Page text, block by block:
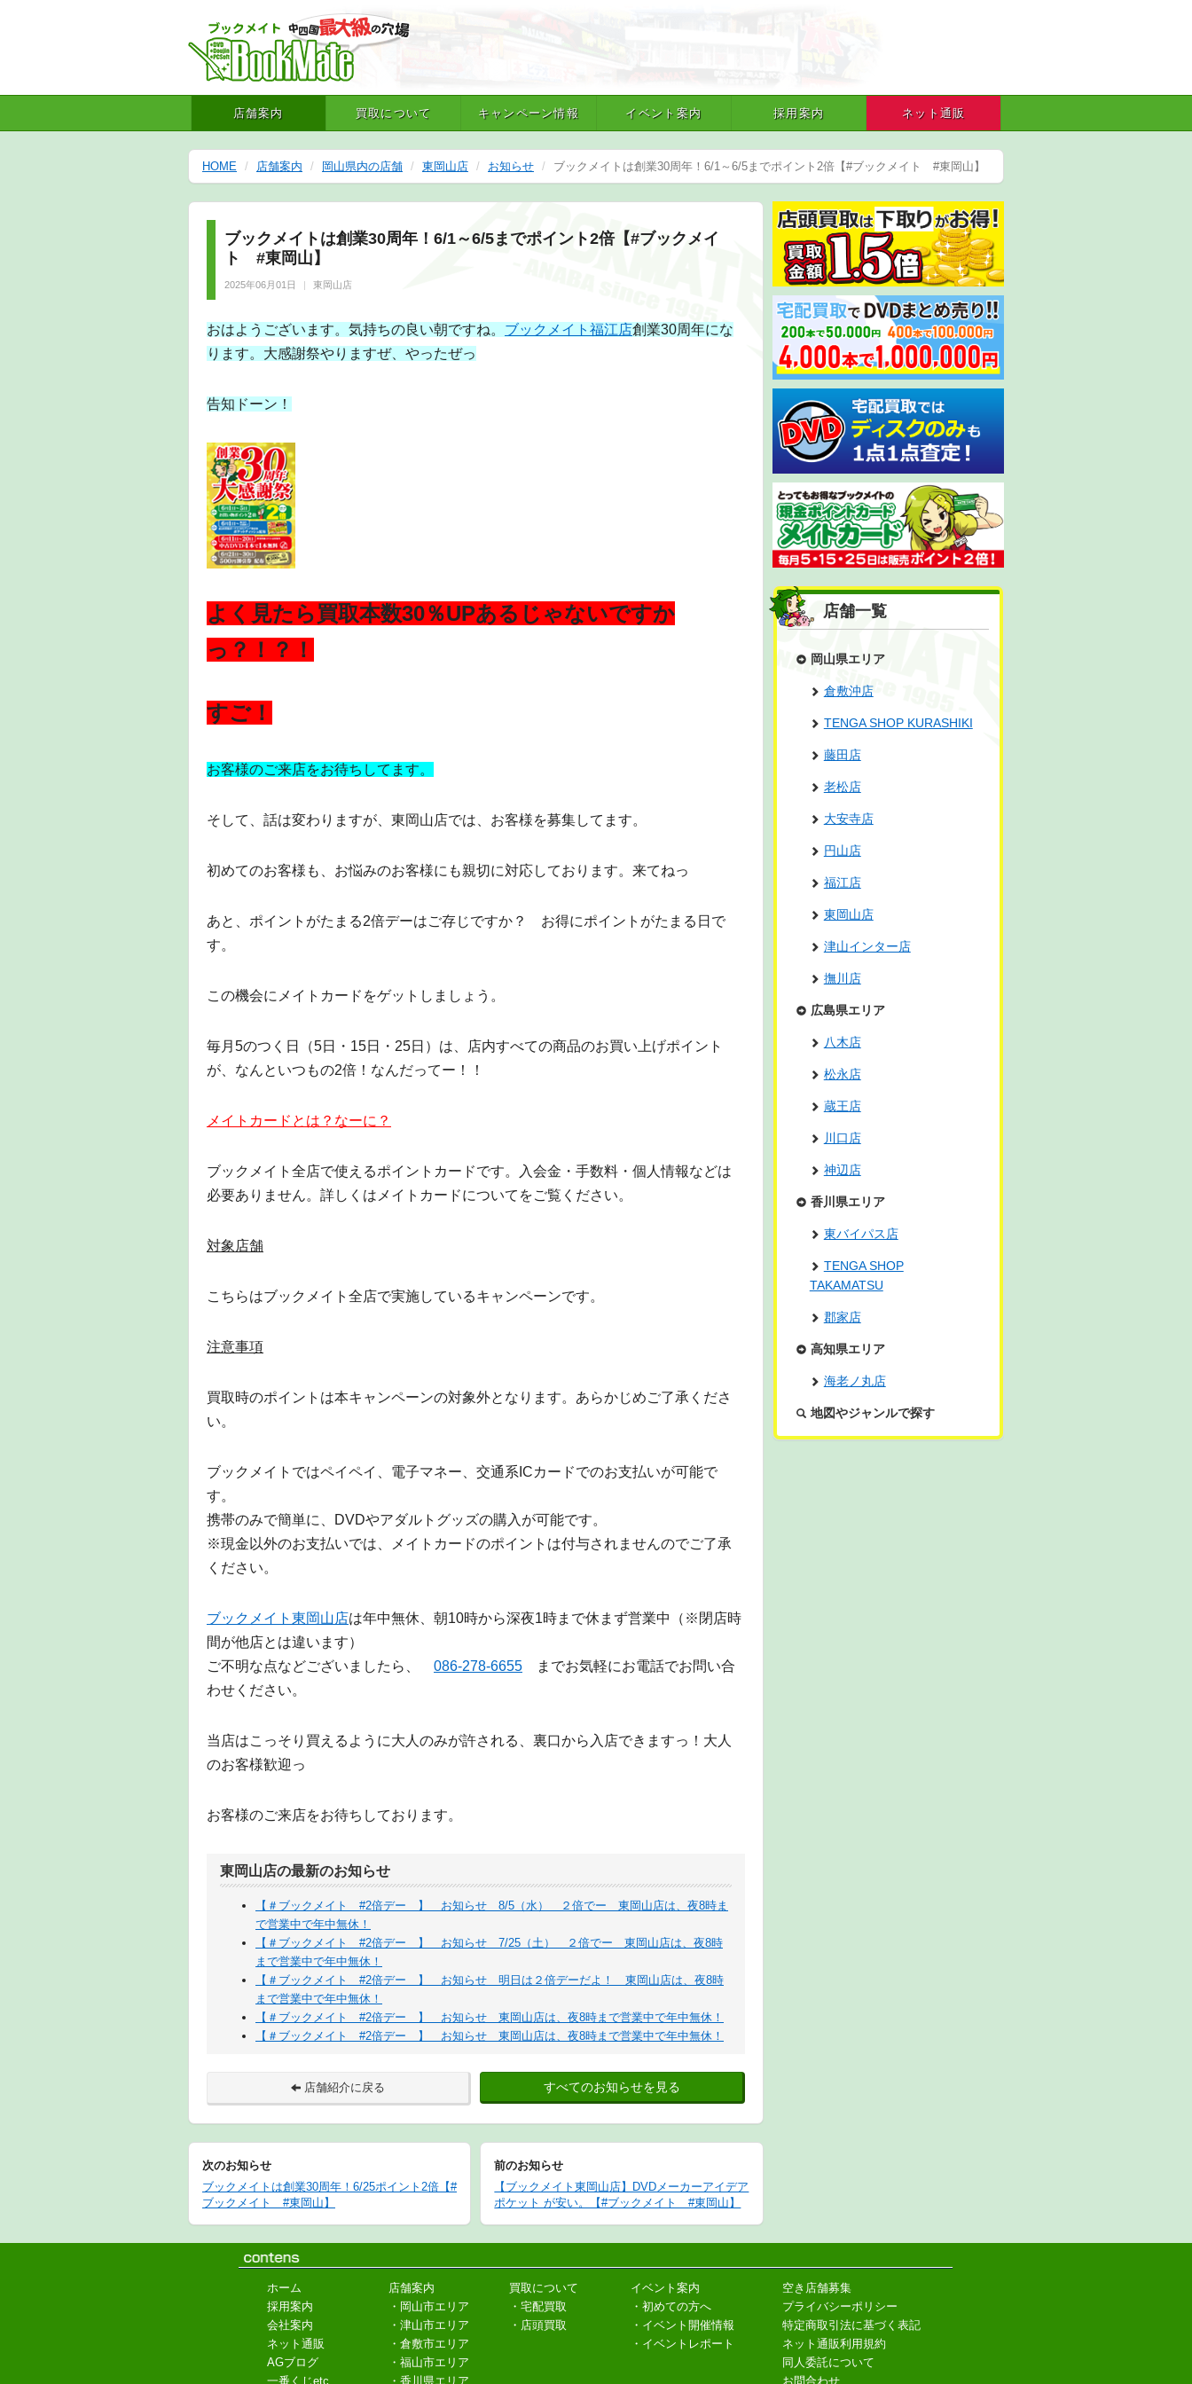
店舗案内 買取について キャンペーン情報 イベント案内 採用案内 ネット通販
HOME 店舗案内 岡山県内の店舗 東岡山店 お知らせ ブックメイトは創業30周年！6/1～6/5までポイント2倍【#ブックメイト #東岡山】
ブックメイトは創業30周年！6/1～6/5までポイント2倍【#ブックメイ
ト #東岡山】
2025年06月01日 東岡山店
おはようございます。気持ちの良い朝ですね。 ブックメイト福江店創業30周年にな
ります。大感謝祭やりますぜ、やったぜっ
告知ドーン！
よく見たら買取本数30％UPあるじゃないですか
っ？！？！
すご！
お客様のご来店をお待ちしてます。
そして、話は変わりますが、東岡山店では、お客様を募集してます。
初めてのお客様も、お悩みのお客様にも親切に対応しております。来てねっ
あと、ポイントがたまる2倍デーはご存じですか？ お得にポイントがたまる日で
す。
この機会にメイトカードをゲットしましょう。
毎月5のつく日（5日・15日・25日）は、店内すべての商品のお買い上げポイント
が、なんといつもの2倍！なんだってー！！
メイトカードとは？なーに？
ブックメイト全店で使えるポイントカードです。入会金・手数料・個人情報などは
必要ありません。詳しくはメイトカードについてをご覧ください。
対象店舗
こちらはブックメイト全店で実施しているキャンペーンです。
注意事項
買取時のポイントは本キャンペーンの対象外となります。あらかじめご了承くださ
い。
ブックメイトではペイペイ、電子マネー、交通系ICカードでのお支払いが可能で
す。
携帯のみで簡単に、DVDやアダルトグッズの購入が可能です。
※現金以外のお支払いでは、メイトカードのポイントは付与されませんのでご了承
ください。
ブックメイト東岡山店は年中無休、朝10時から深夜1時まで休まず営業中（※閉店時
間が他店とは違います）
ご不明な点などございましたら、 086-278-6655 までお気軽にお電話でお問い合
わせください。
当店はこっそり買えるように大人のみが許される、裏口から入店できますっ！大人
のお客様歓迎っ
お客様のご来店をお待ちしております。
東岡山店の最新のお知らせ
【＃ブックメイト #2倍デー 】 お知らせ 8/5（水） ２倍でー 東岡山店は、夜8時ま
で営業中で年中無休！
【＃ブックメイト #2倍デー 】 お知らせ 7/25（土） ２倍でー 東岡山店は、夜8時
まで営業中で年中無休！
【＃ブックメイト #2倍デー 】 お知らせ 明日は２倍デーだよ！ 東岡山店は、夜8時
まで営業中で年中無休！
【＃ブックメイト #2倍デー 】 お知らせ 東岡山店は、夜8時まで営業中で年中無休！
【＃ブックメイト #2倍デー 】 お知らせ 東岡山店は、夜8時まで営業中で年中無休！
店舗紹介に戻る すべてのお知らせを見る
次のお知らせ
ブックメイトは創業30周年！6/25ポイント2倍【#
ブックメイト #東岡山】
前のお知らせ
【ブックメイト東岡山店】DVDメーカーアイデア
ポケット が安い。【#ブックメイト #東岡山】
店舗一覧
岡山県エリア
倉敷沖店
TENGA SHOP KURASHIKI
藤田店
老松店
大安寺店
円山店
福江店
東岡山店
津山インター店
撫川店
広島県エリア
八木店
松永店
蔵王店
川口店
神辺店
香川県エリア
東バイパス店
TENGA SHOP
TAKAMATSU
郡家店
高知県エリア
海老ノ丸店
地図やジャンルで探す
ホーム
採用案内
会社案内
ネット通販
AGブログ
一番くじetc
店舗案内
・岡山市エリア
・津山市エリア
・倉敷市エリア
・福山市エリア
・香川県エリア
買取について
・宅配買取
・店頭買取
イベント案内
・初めての方へ
・イベント開催情報
・イベントレポート
空き店舗募集
プライバシーポリシー
特定商取引法に基づく表記
ネット通販利用規約
同人委託について
お問合わせ